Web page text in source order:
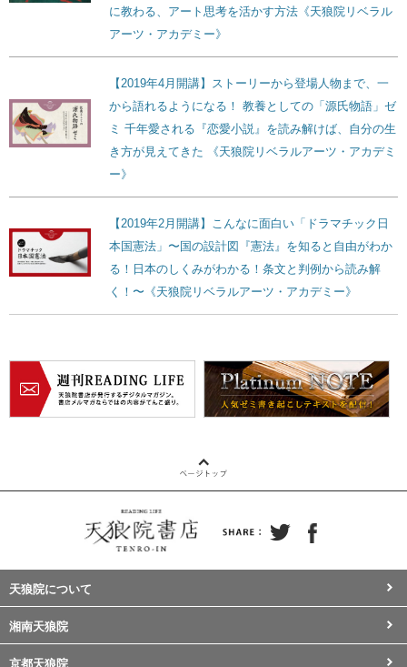
に教わる、アート思考を活かす方法《天狼院リベラル
アーツ・アカデミー》
【2019年4月開講】ストーリーから登場人物まで、一
から語れるようになる！ 教養としての「源氏物語」ゼ
ミ 千年愛される『恋愛小説』を読み解けば、自分の生
き方が見えてきた 《天狼院リベラルアーツ・アカデミ
ー》
【2019年2月開講】こんなに面白い「ドラマチック日
本国憲法」〜国の設計図『憲法』を知ると自由がわか
る！日本のしくみがわかる！条文と判例から読み解
く！〜《天狼院リベラルアーツ・アカデミー》
天狼院について
湘南天狼院
京都天狼院